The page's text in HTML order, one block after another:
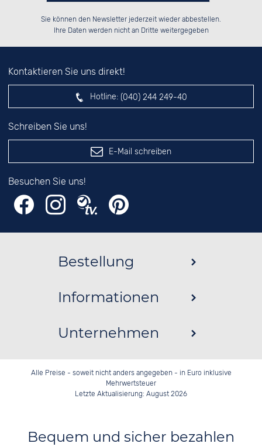
░░░░██░░██░░██░░██░░░░░░░░░░██░░
░░████░░██████░░██████░░░░████░░
██░░░░░░██░░██░░░░░░██░░░░░░██░░
Bitte tragen Sie die Zahl in
das nebenstehende Feld ein.
Sie können den Newsletter jederzeit wieder abbestellen.
Ihre Daten werden nicht an Dritte weitergegeben
Kontaktieren Sie uns direkt!
Hotline: (040) 244 249-40
Schreiben Sie uns!
E-Mail schreiben
Besuchen Sie uns!
Bestellung
Informationen
Unternehmen
Alle Preise - soweit nicht anders angegeben - in Euro inklusive
Mehrwertsteuer
Letzte Aktualisierung: August 2026
Bequem und sicher bezahlen